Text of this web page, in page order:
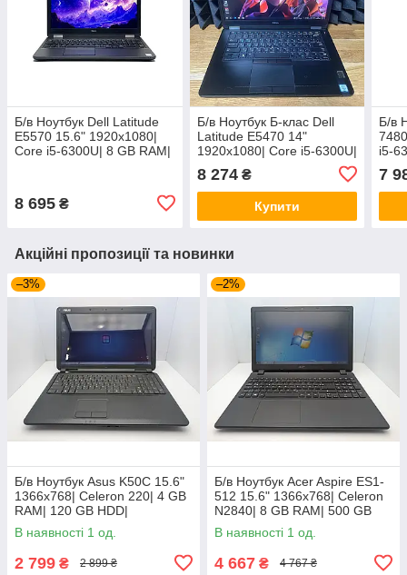
Б/в Ноутбук Dell Latitude
E5570 15.6" 1920x1080|
Core i5-6300U| 8 GB RAM|
8 695 ₴
Б/в Ноутбук Б-клас Dell
Latitude E5470 14"
1920x1080| Core i5-6300U|
8 GB RAM| 128 GB SSD|
HD 520
8 274₴
Купити
Б/в
i5-
7
Акційні пропозиції та новинки
–3%
Б/в Ноутбук Asus K50C 15.6"
1366x768| Celeron 220| 4 GB
RAM| 120 GB HDD|
В наявності 1 од.
2 799 ₴ 2 899 ₴
–2%
Б/в Ноутбук Acer Aspire ES1-
512 15.6" 1366x768| Celeron
N2840| 8 GB RAM| 500 GB
HDD| HD
В наявності 1 од.
4 667 ₴ 4 767 ₴